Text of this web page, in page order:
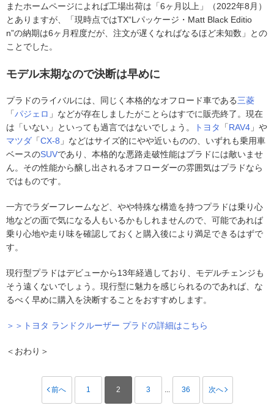
またホームページによれば工場出荷は「6ヶ月以上」（2022年8月）
とありますが、「現時点ではTX“Lパッケージ・Matt Black Editio
n”の納期は6ヶ月程度だが、注文が遅くなればなるほど未知数」との
ことでした。
モデル末期なので決断は早めに
プラドのライバルには、同じく本格的なオフロード車である三菱
「パジェロ 」などが存在しましたがことらはすでに販売終了。現在
は「いない」といっても過言ではないでしょう。
トヨタ 「RAV4 」や
マツダ 「CX-8 」などはサイズ的にやや近いものの、いずれも乗用車
ベースのSUVであり、本格的な悪路走破性能はプラドには敵いませ
ん。その性能から醸し出されるオフローダーの雰囲気はプラドなら
ではものです。
一方でラダーフレームなど、やや特殊な構造を持つプラドは乗り心
地などの面で気になる人もいるかもしれませんので、可能であれば
乗り心地や走り味を確認しておくと購入後により満足できるはずで
す。
現行型プラドはデビューから13年経過しており、モデルチェンジも
そう遠くないでしょう。現行型に魅力を感じられるのであれば、な
るべく早めに購入を決断することをおすすめします。
＞＞トヨタ ランドクルーザー プラドの詳細はこちら
＜おわり＞
前へ 1 2 3 ... 36 次へ